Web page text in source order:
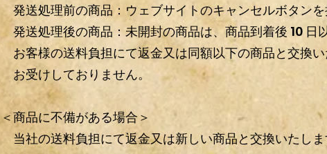
発送処理前の商品：ウェブサイトのキャンセルボタンを
発送処理後の商品：未開封の商品は、商品到着後 10 日
お客様の送料負担にて返金又は同額以下の商品と交換
お受けしておりません。
＜商品に不備がある場合＞
当社の送料負担にて返金又は新しい商品と交換いたしま